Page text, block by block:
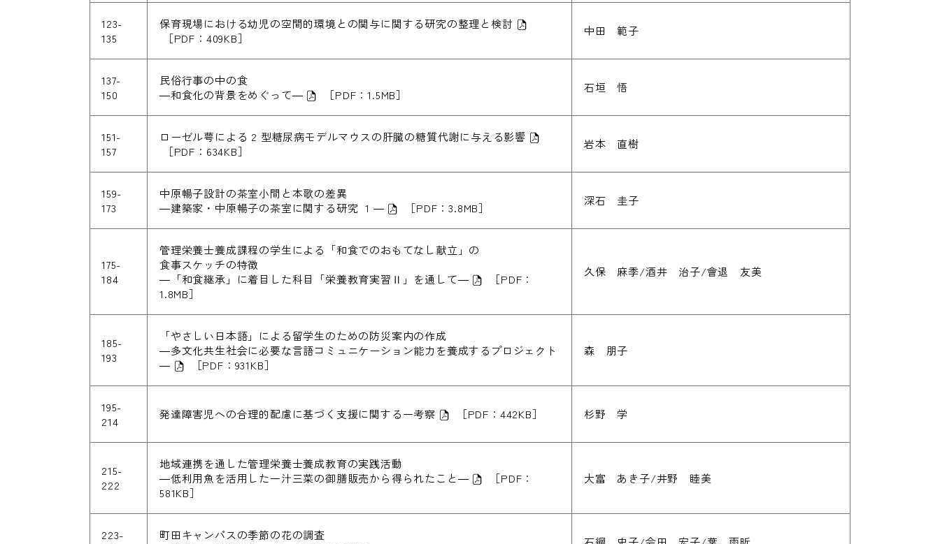
123-
135
保育現場における幼児の空間的環境との関与に関する研究の整理と検討
［PDF：409KB］
中田 範子
137-
150
民俗行事の中の食
―和食化の背景をめぐって―
［PDF：1.5MB］
石垣 悟
151-
157
ローゼル萼による 2 型糖尿病モデルマウスの肝臓の糖質代謝に与える影響
［PDF：634KB］
岩本 直樹
159-
173
中原暢子設計の茶室小間と本歌の差異
―建築家・中原暢子の茶室に関する研究 1 ―
［PDF：3.8MB］
深石 圭子
175-
184
管理栄養士養成課程の学生による「和食でのおもてなし献立」の
食事スケッチの特徴
―「和食継承」に着目した科目「栄養教育実習Ⅱ」を通して―
［PDF：
1.8MB］
久保 麻季/酒井 治子/會退 友美
185-
193
「やさしい日本語」による留学生のための防災案内の作成
―多文化共生社会に必要な言語コミュニケーション能力を養成するプロジェクト
―
［PDF：931KB］
森 朋子
195-
214
発達障害児への合理的配慮に基づく支援に関する一考察 ［PDF：442KB］ 杉野 学
215-
222
地域連携を通した管理栄養士養成教育の実践活動
―低利用魚を活用した一汁三菜の御膳販売から得られたこと―
［PDF：
581KB］
大富 あき子/井野 睦美
223-
町田キャンパスの季節の花の調査